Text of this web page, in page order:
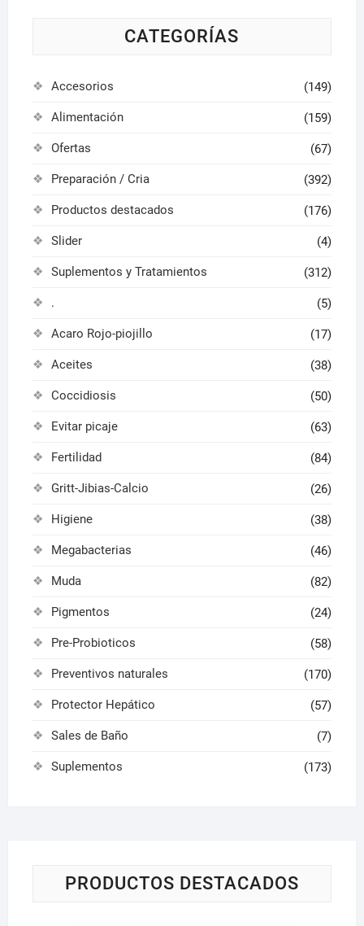
página
CATEGORÍAS
Accesorios (149)
Alimentación (159)
Ofertas (67)
Preparación / Cria (392)
Productos destacados (176)
Slider (4)
Suplementos y Tratamientos (312)
. (5)
Acaro Rojo-piojillo (17)
Aceites (38)
Coccidiosis (50)
Evitar picaje (63)
Fertilidad (84)
Gritt-Jibias-Calcio (26)
Higiene (38)
Megabacterias (46)
Muda (82)
Pigmentos (24)
Pre-Probioticos (58)
Preventivos naturales (170)
Protector Hepático (57)
Sales de Baño (7)
Suplementos (173)
PRODUCTOS DESTACADOS